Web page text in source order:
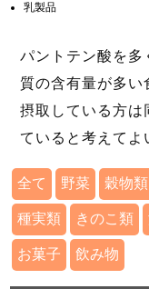
乳製品
パントテン酸を多
質の含有量が多い
摂取している方は
ていると考えてよ
全て 野菜 穀物類
種実類 きのこ類
お菓子 飲み物